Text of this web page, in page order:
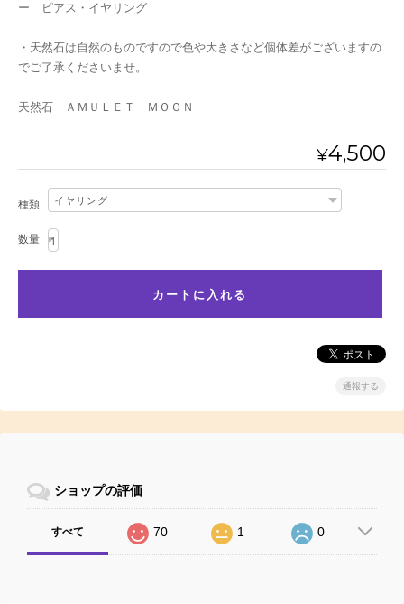
ー ピアス・イヤリング
・天然石は自然のものですので色や大きさなど個体差がございますの
でご了承くださいませ。
天然石 ＡＭＵＬＥＴ ＭＯＯＮ
¥4,500
種類
数量
通報する
ショップの評価
すべて 70 1 0